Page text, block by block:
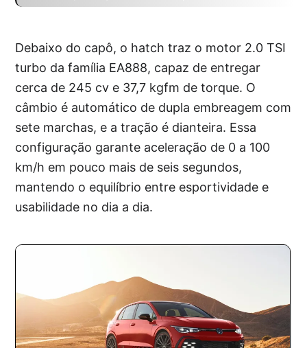
Debaixo do capô, o hatch traz o motor 2.0 TSI
turbo da família EA888, capaz de entregar
cerca de 245 cv e 37,7 kgfm de torque. O
câmbio é automático de dupla embreagem com
sete marchas, e a tração é dianteira. Essa
configuração garante aceleração de 0 a 100
km/h em pouco mais de seis segundos,
mantendo o equilíbrio entre esportividade e
usabilidade no dia a dia.